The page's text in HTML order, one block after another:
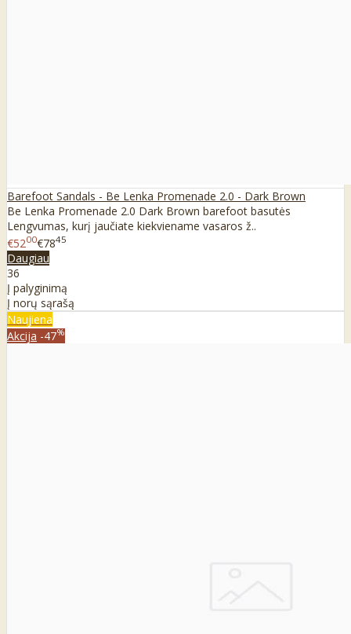
Barefoot Sandals - Be Lenka Promenade 2.0 - Dark Brown
Be Lenka Promenade 2.0 Dark Brown barefoot basutės
Lengvumas, kurį jaučiate kiekviename vasaros ž..
€5200€7845
Daugiau
36
Į palyginimą
Į norų sąrašą
Naujiena
Akcija -47%